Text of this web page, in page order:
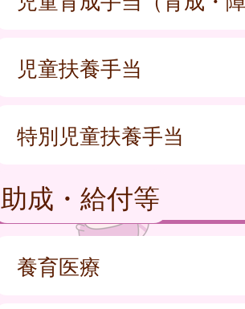
児童扶養手当
特別児童扶養手当
助成・給付等
養育医療